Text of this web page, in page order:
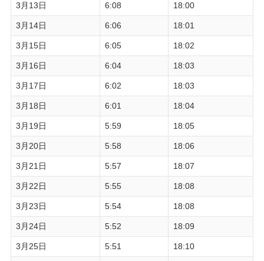
3月13日 6:08 18:00
3月14日 6:06 18:01
3月15日 6:05 18:02
3月16日 6:04 18:03
3月17日 6:02 18:03
3月18日 6:01 18:04
3月19日 5:59 18:05
3月20日 5:58 18:06
3月21日 5:57 18:07
3月22日 5:55 18:08
3月23日 5:54 18:08
3月24日 5:52 18:09
3月25日 5:51 18:10